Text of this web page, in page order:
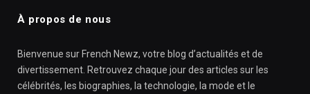
À propos de nous
Bienvenue sur French Newz, votre blog d’actualités et de
divertissement. Retrouvez chaque jour des articles sur les
célébrités, les biographies, la technologie, la mode et le